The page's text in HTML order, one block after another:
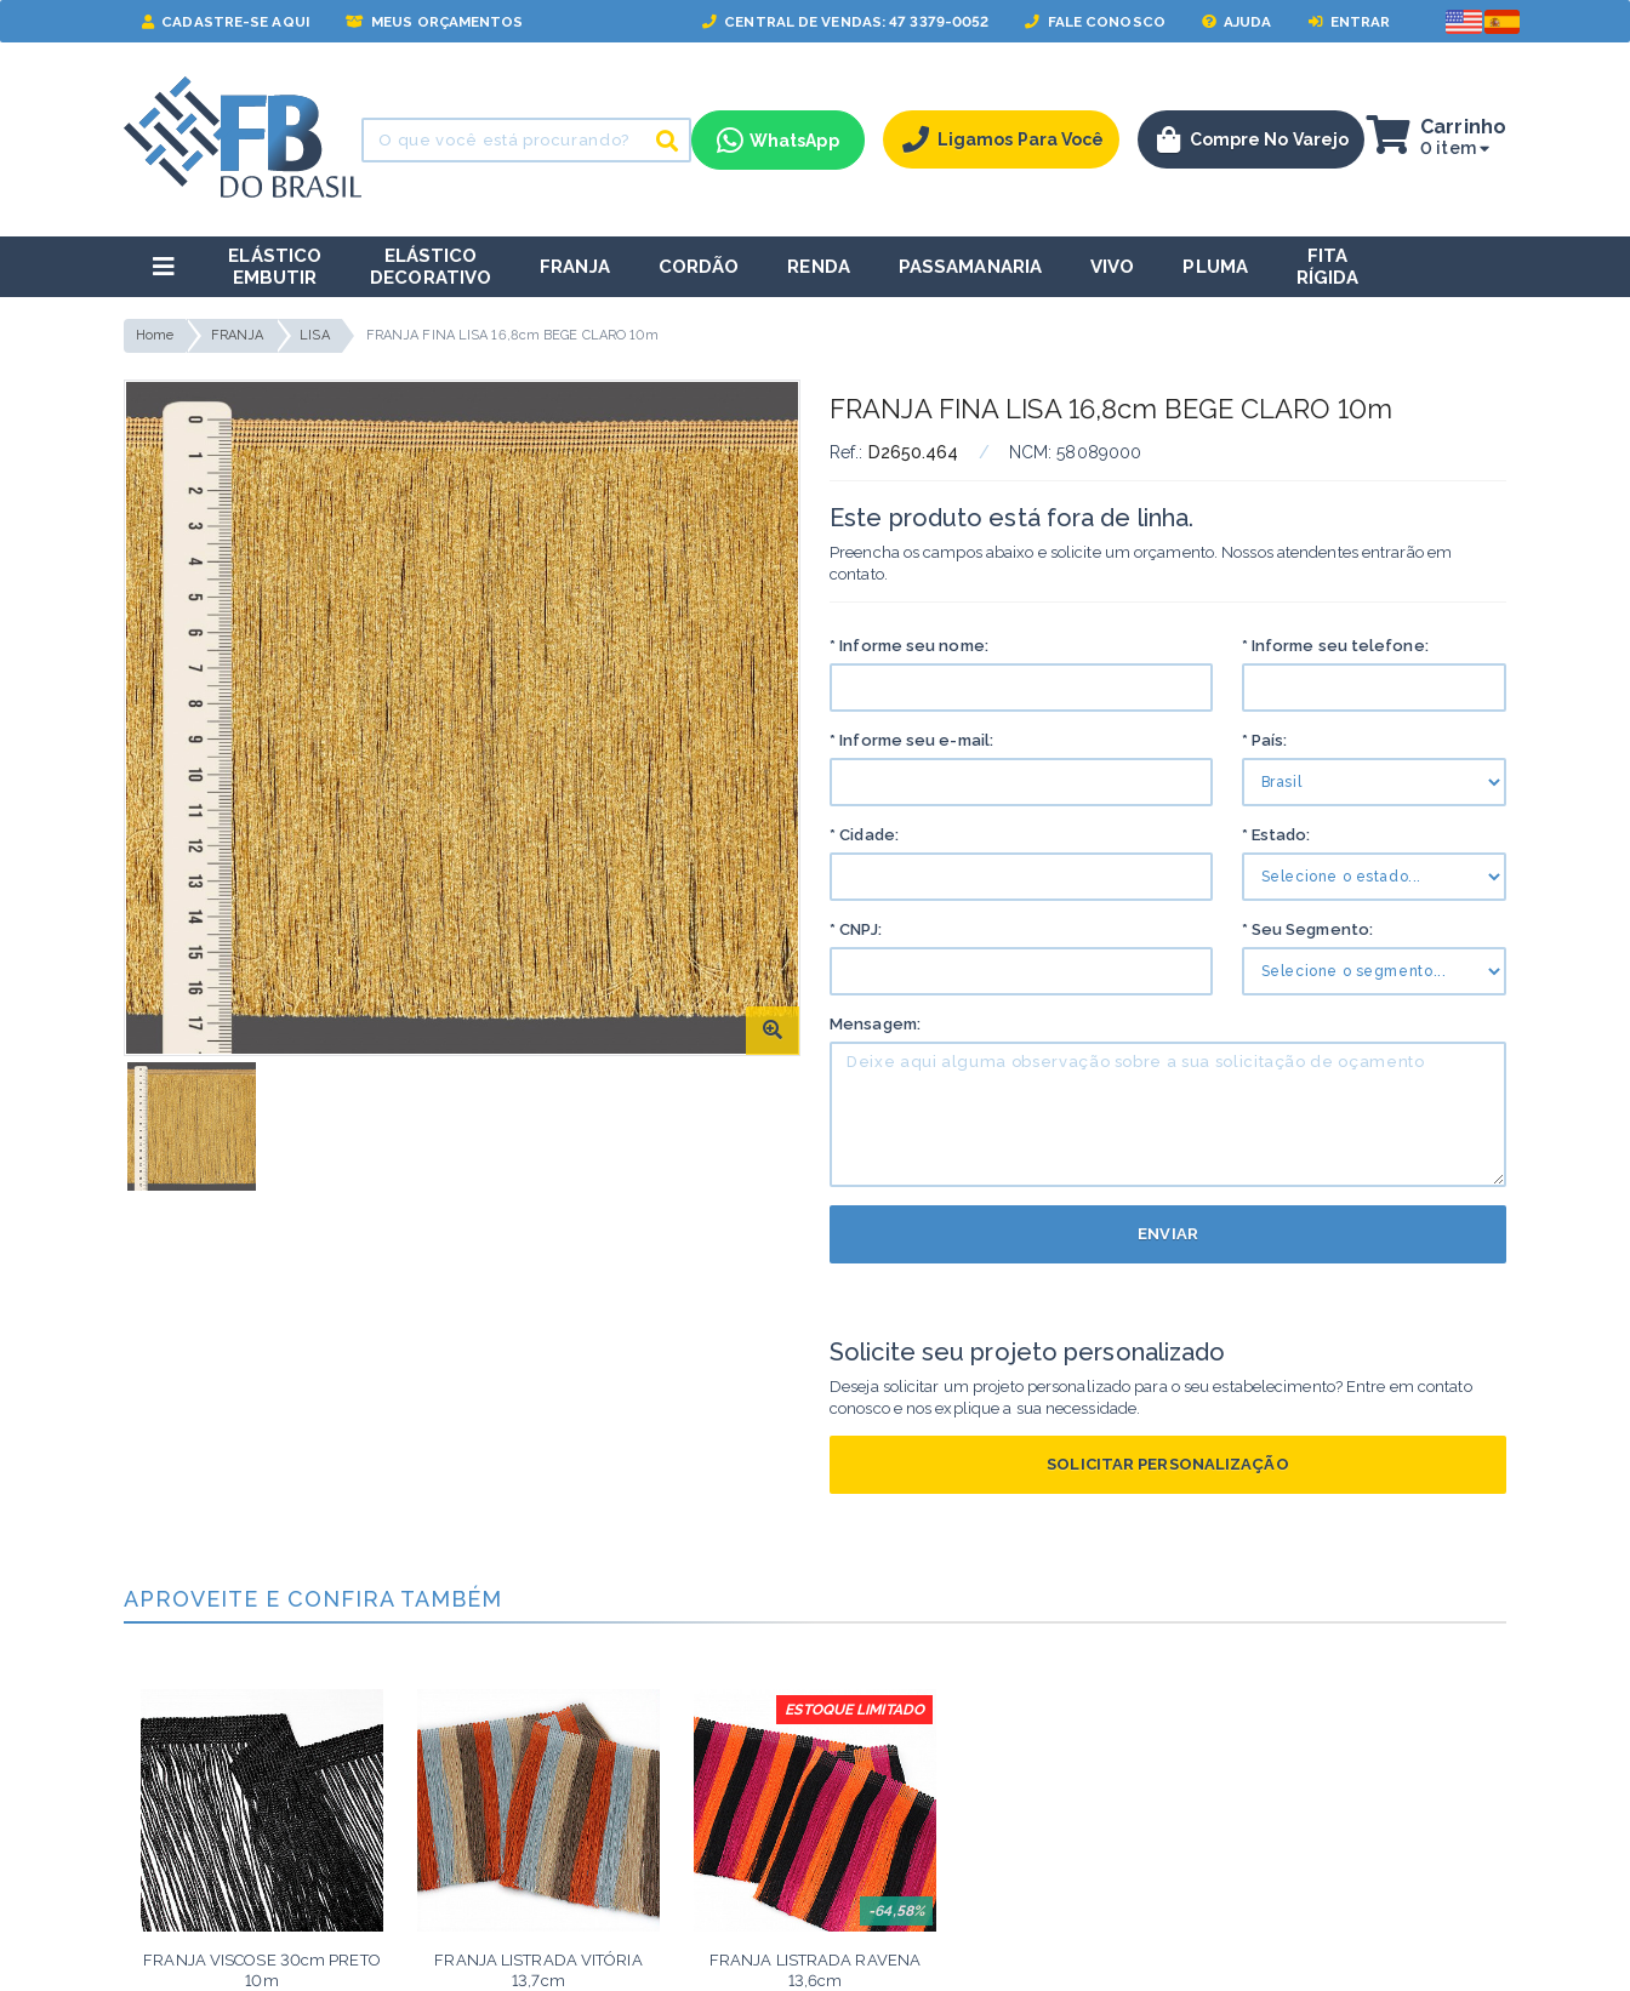
CADASTRE-SE AQUI MEUS ORÇAMENTOS CENTRALDE VENDAS: 47 3379-0052 FALE CONOSCO AJUDA ENTRAR
Compre No Varejo
Ligamos Para Você
WhatsApp
Carrinho
0 item
ELÁSTICO
EMBUTIR
ELÁSTICO
DECORATIVO
FRANJA CORDÃO RENDA PASSAMANARIA VIVO PLUMA
FITA
RÍGIDA
Home FRANJA LISA FRANJA FINA LISA 16,8cm BEGE CLARO 10m
FRANJA FINA LISA 16,8cm BEGE CLARO 10m
Ref.: D2650.464 / NCM: 58089000
Este produto está fora de linha.
Preencha os campos abaixo e solicite um orçamento. Nossos atendentes entrarão em
contato.
* Informe seu nome: * Informe seu telefone:
* Informe seu e-mail: * País:
* Cidade: * Estado:
* CNPJ: * Seu Segmento:
Mensagem:
ENVIAR
Solicite seu projeto personalizado
Deseja solicitar um projeto personalizado para o seu estabelecimento? Entre em contato
conosco e nos explique a sua necessidade.
SOLICITAR PERSONALIZAÇÃO
APROVEITE E CONFIRA TAMBÉM
FRANJA VISCOSE 30cm PRETO
10m
FRANJA LISTRADA VITÓRIA
13,7cm
ESTOQUE LIMITADO
-64,58%
FRANJA LISTRADA RAVENA
13,6cm